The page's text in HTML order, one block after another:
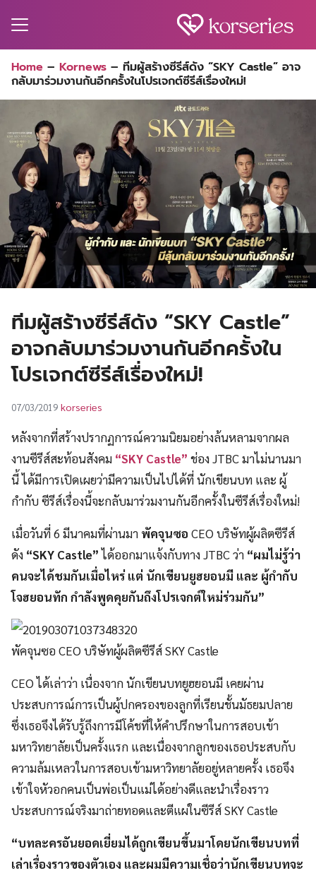
for:
Home – Kornews – ทีมผู้สร้างซีรีส์ดัง “SKY Castle” อาจ
กลับมาร่วมงานกันอีกครั้งในโปรเจกต์ซีรีส์เรื่องใหม่!
ทีมผู้สร้างซีรีส์ดัง “SKY Castle”
อาจกลับมาร่วมงานกันอีกครั้งใน
โปรเจกต์ซีรีส์เรื่องใหม่!
07/03/2019 korseries
หลังจากที่สร้างปรากฏการณ์ความนิยมอย่างล้นหลามจากผล
งานซีรีส์สะท้อนสังคม “SKY Castle” ช่อง JTBC มาไม่นานมา
นี้ ได้มีการเปิดเผยว่ามีความเป็นไปได้ที่ นักเขียนบท และ ผู้
กำกับ ซีรีส์เรื่องนี้จะกลับมาร่วมงานกันอีกครั้งในซีรีส์เรื่องใหม่!
เมื่อวันที่ 6 มีนาคมที่ผ่านมา พัคจุนซอ CEO บริษัทผู้ผลิตซีรีส์
ดัง “SKY Castle”ได้ออกมาแจ้งกับทาง JTBC ว่า “ผมไม่รู้ว่า
คนจะได้ชมกันเมื่อไหร่ แต่ นักเขียนยูฮยอนมี และ ผู้กำกับ
โจฮยอนทัก กำลังพูดคุยกันถึงโปรเจกต์ใหม่ร่วมกัน”
พัคจุนซอ CEO บริษัทผู้ผลิตซีรีส์ SKY Castle
CEO ได้เล่าว่า เนื่องจาก นักเขียนบทยูฮยอนมี เคยผ่าน
ประสบการณ์การเป็นผู้ปกครองของลูกที่เรียนชั้นมัธยมปลาย
ซึ่งเธอจึงได้รับรู้ถึงการมีโค้ชที่ให้คำปรึกษาในการสอบเข้า
มหาวิทยาลัยเป็นครั้งแรก และเนื่องจากลูกของเธอประสบกับ
ความล้มเหลวในการสอบเข้ามหาวิทยาลัยอยู่หลายครั้ง เธอจึง
เข้าใจหัวอกคนเป็นพ่อเป็นแม่ได้อย่างดีและนำเรื่องราว
ประสบการณ์จริงมาถ่ายทอดและตีแผ่ในซีรีส์ SKY Castle
“บทละครอันยอดเยี่ยมได้ถูกเขียนขึ้นมาโดยนักเขียนบทที่
เล่าเรื่องราวของตัวเอง และผมมีความเชื่อว่านักเขียนบทจะ